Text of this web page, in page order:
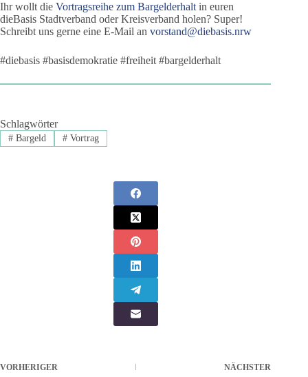
Ihr wollt die Vortragsreihe zum Bargelderhalt in euren
dieBasis Stadtverband oder Kreisverband holen? Super!
Schreibt uns gerne eine E-Mail an vorstand@diebasis.nrw
#diebasis #basisdemokratie #freiheit #bargelderhalt
Schlagwörter
#Bargeld #Vortrag
VORHERIGER NÄCHSTER